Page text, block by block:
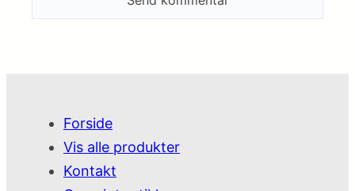
Forside
Vis alle produkter
Kontakt